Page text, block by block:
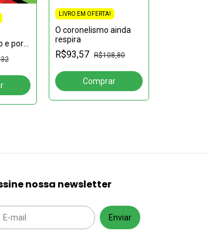
e por
LIVRO EM OFERTA!
O coronelismo ainda
respira
R$93,57 R$108,80
nossa newsletter